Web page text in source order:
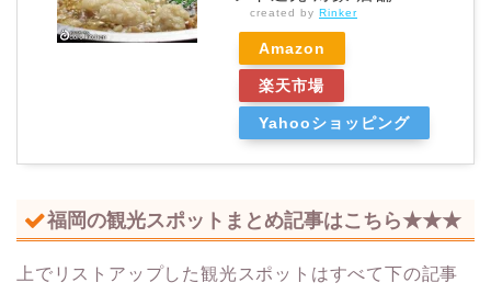
created by Rinker
Amazon
楽天市場
Yahooショッピング
福岡の観光スポットまとめ記事はこちら★★★
上でリストアップした観光スポットはすべて下の記事